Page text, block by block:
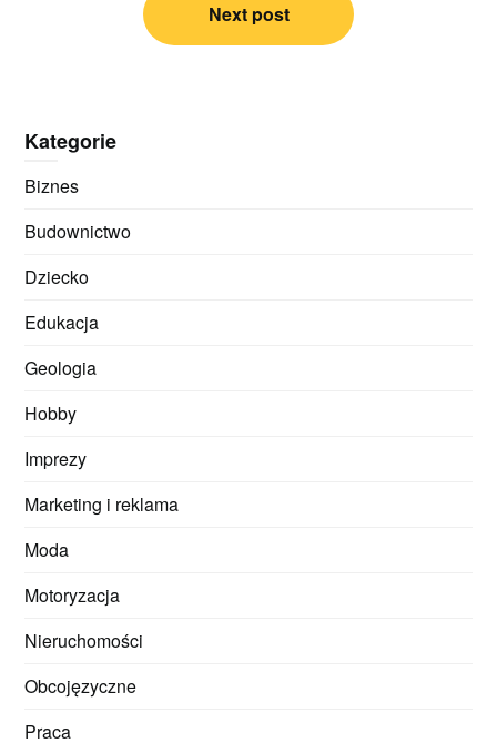
Next post
Kategorie
Biznes
Budownictwo
Dziecko
Edukacja
Geologia
Hobby
Imprezy
Marketing i reklama
Moda
Motoryzacja
Nieruchomości
Obcojęzyczne
Praca